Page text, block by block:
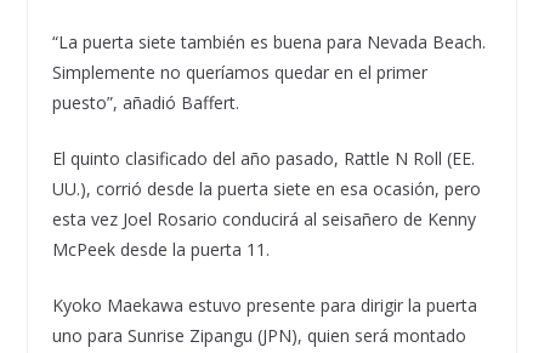
“La puerta siete también es buena para Nevada Beach.
Simplemente no queríamos quedar en el primer
puesto”, añadió Baffert.
El quinto clasificado del año pasado, Rattle N Roll (EE.
UU.), corrió desde la puerta siete en esa ocasión, pero
esta vez Joel Rosario conducirá al seisañero de Kenny
McPeek desde la puerta 11.
Kyoko Maekawa estuvo presente para dirigir la puerta
uno para Sunrise Zipangu (JPN), quien será montado